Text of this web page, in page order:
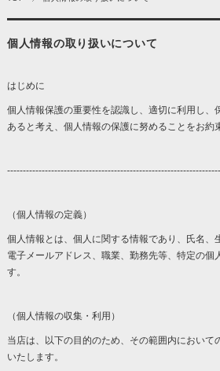
個人情報の取り扱いについて
はじめに
個人情報保護の重要性を認識し、適切に利用し、
あると考え、個人情報の保護に努めることをお約
（個人情報の定義）
個人情報とは、個人に関する情報であり、氏名、
電子メールアドレス、職業、勤務先等、特定の個
す。
（個人情報の収集・利用）
当店は、以下の目的のため、その範囲内において
いたします。